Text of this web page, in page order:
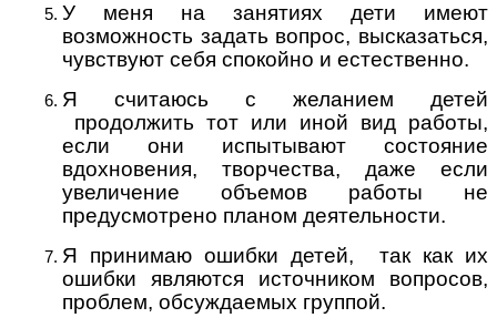
У меня на занятиях дети имеют
возможность задать вопрос, высказаться,
чувствуют себя спокойно и естественно.
Я считаюсь с желанием детей
продолжить тот или иной вид работы,
если они испытывают состояние
вдохновения, творчества, даже если
увеличение объемов работы не
предусмотрено планом деятельности.
Я принимаю ошибки детей, так как их
ошибки являются источником вопросов,
проблем, обсуждаемых группой.